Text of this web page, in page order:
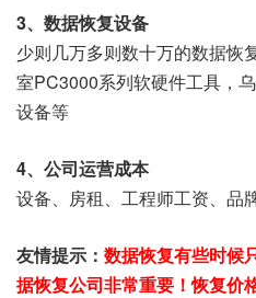
3、数据恢复设备
少则几万多则数十万的数据恢
室PC3000系列软硬件工具，
设备等
4、公司运营成本
设备、房租、工程师工资、品
友情提示： 数据恢复有些时候
据恢复公司非常重要！恢复价